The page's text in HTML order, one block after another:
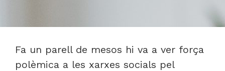
Fa un parell de mesos hi va a ver força
polèmica a les xarxes socials pel